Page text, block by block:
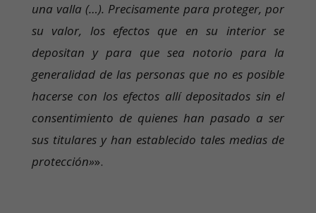
una valla (…). Precisamente para proteger, por
su valor, los efectos que en su interior se
depositan y para que sea notorio para la
generalidad de las personas que no es posible
hacerse con los efectos allí depositados sin el
consentimiento de quienes han pasado a ser
sus titulares y han establecido tales medias de
protección»».